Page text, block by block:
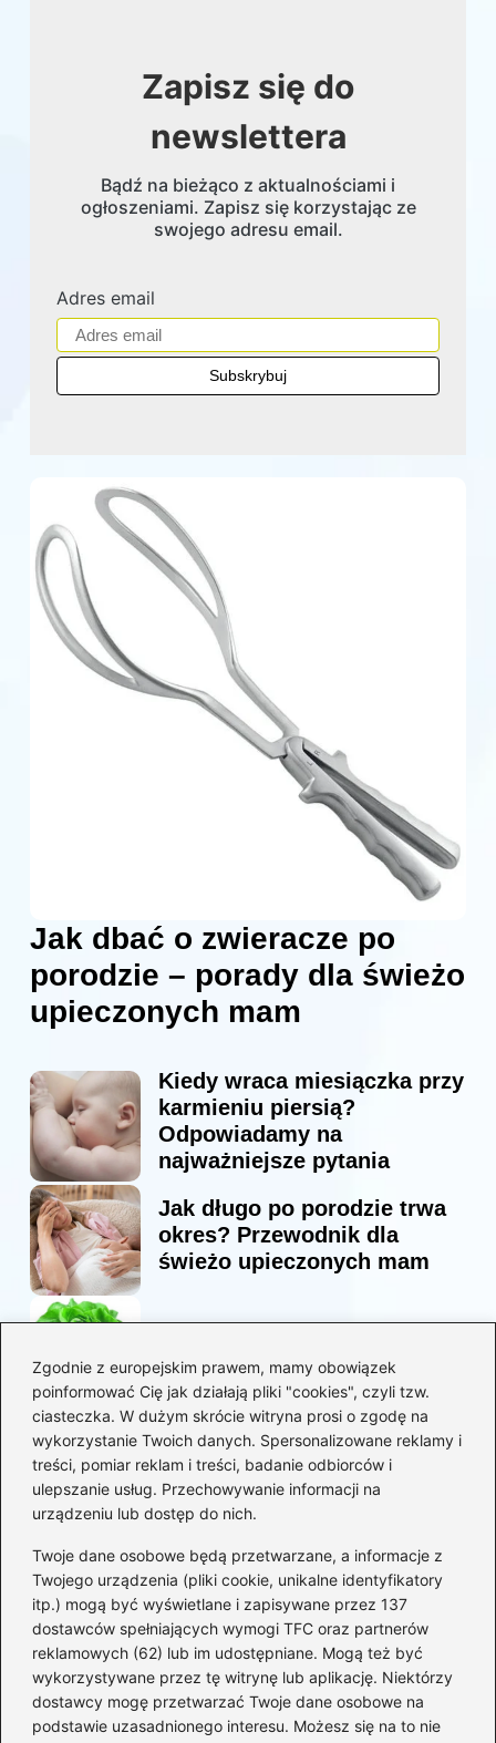
Zgodnie z europejskim prawem, mamy obowiązek
poinformować Cię jak działają pliki "cookies", czyli tzw.
ciasteczka. W dużym skrócie witryna prosi o zgodę na
wykorzystanie Twoich danych. Spersonalizowane reklamy i
treści, pomiar reklam i treści, badanie odbiorców i
ulepszanie usług. Przechowywanie informacji na
urządzeniu lub dostęp do nich.
Twoje dane osobowe będą przetwarzane, a informacje z
Twojego urządzenia (pliki cookie, unikalne identyfikatory
itp.) mogą być wyświetlane i zapisywane przez 137
dostawców spełniających wymogi TFC oraz partnerów
reklamowych (62) lub im udostępniane. Mogą też być
wykorzystywane przez tę witrynę lub aplikację. Niektórzy
dostawcy mogę przetwarzać Twoje dane osobowe na
podstawie uzasadnionego interesu. Możesz się na to nie
Zapisz się do
newslettera
Bądź na bieżąco z aktualnościami i
ogłoszeniami. Zapisz się korzystając ze
swojego adresu email.
Adres email
Jak dbać o zwieracze po
porodzie – porady dla świeżo
upieczonych mam
Kiedy wraca miesiączka przy
karmieniu piersią?
Odpowiadamy na
najważniejsze pytania
Jak długo po porodzie trwa
okres? Przewodnik dla
świeżo upieczonych mam
mam karmiących piersią
Jaką biblia dla dzieci
wybrać, aby wzbudzić ich
zainteresowanie?
Kategorie
Ciąża(130)
Dziecko(267)
Kobieta(132)
Rodzice (72)
Szkoła i edukacja(5)